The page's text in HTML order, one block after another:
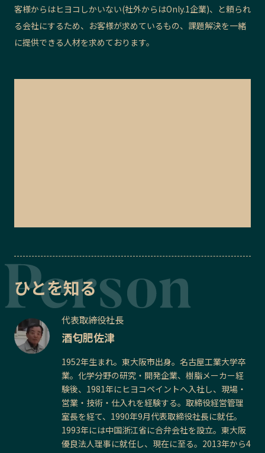
客様からはヒヨコしかいない(社外からはOnly.1企業)、と頼られ
る会社にするため、お客様が求めているもの、課題解決を一緒
に提供できる人材を求めております。
ひとを知る
代表取締役社長
酒匂肥佐津
1952年生まれ。東大阪市出身。名古屋工業大学卒
業。化学分野の研究・開発企業、樹脂メーカー経
験後、1981年にヒヨコペイントへ入社し、現場・
営業・技術・仕入れを経験する。取締役経営管理
室長を経て、1990年9月代表取締役社長に就任。
1993年には中国浙江省に合弁会社を設立。東大阪
優良法人理事に就任し、現在に至る。2013年から4